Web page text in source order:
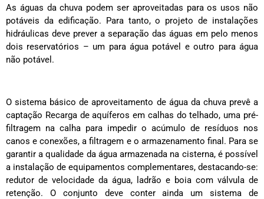
As águas da chuva podem ser aproveitadas para os usos não
potáveis da edificação. Para tanto, o projeto de instalações
hidráulicas deve prever a separação das águas em pelo menos
dois reservatórios – um para água potável e outro para água
não potável.
O sistema básico de aproveitamento de água da chuva prevê a
captação Recarga de aquíferos em calhas do telhado, uma pré-
filtragem na calha para impedir o acúmulo de resíduos nos
canos e conexões, a filtragem e o armazenamento final. Para se
garantir a qualidade da água armazenada na cisterna, é possível
a instalação de equipamentos complementares, destacando-se:
redutor de velocidade da água, ladrão e boia com válvula de
retenção. O conjunto deve conter ainda um sistema de